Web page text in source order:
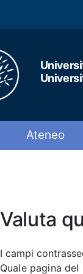
Ateneo
Valuta
I campi
Quale pagina